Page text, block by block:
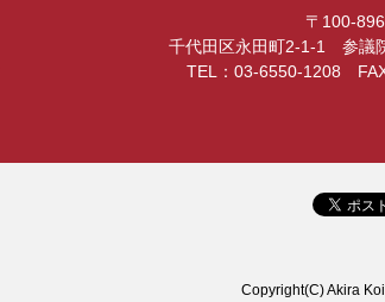
〒100-
千代田区永田町2-1-1 参議
TEL：03-6550-1208
Copyright(C) Akira